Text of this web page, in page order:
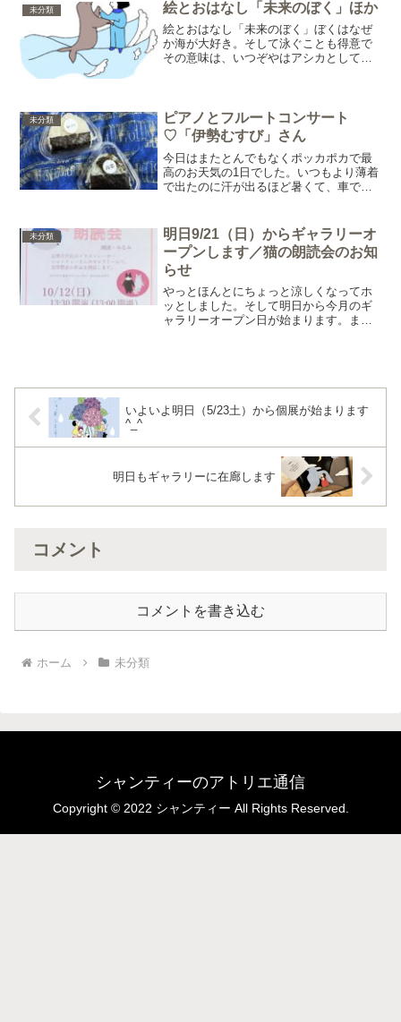
ってる。そんなぼくをいつもご機嫌で手
伝ってくれるこの子はね、草
未分類 絵とおはなし「未来のぼく」ほか
絵とおはなし「未来のぼく」ぼくはなぜ
か海が大好き。そして泳ぐことも得意で
その意味は、いつぞやはアシカとして生
ラリーのお花を植え替えま
未分類
ピアノとフルートコンサート
♡「伊勢むすび」さん
今日はまたとんでもなくポッカポカで最
高のお天気の1日でした。いつもより薄着
で出たのに汗が出るほど暑くて、車では
ピアノとフルートの演奏を聴かせていた
だきました。やっぱりこ
未分類
明日9/21（日）からギャラリーオ
ープンします／猫の朗読会のお知
らせ
やっとほんとにちょっと涼しくなってホ
ッとしました。そして明日から今月のギ
ャラリーオープン日が始まります。ま
いよいよ明日（5/23土）から個展が始まります
^_^
明日もギャラリーに在廊します
コメント
コメントを書き込む
ホーム 未分類
シャンティーのアトリエ通信
Copyright © 2022 シャンティー All Rights Reserved.